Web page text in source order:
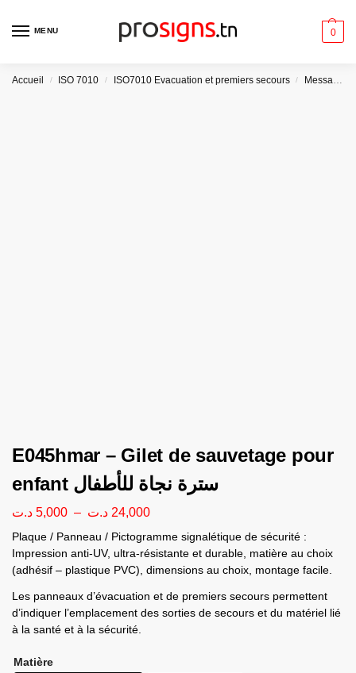
MENU 0
Accueil / ISO 7010 / ISO7010 Evacuation et premiers secours / Message AR/FR
E045hmar – Gilet de sauvetage pour
enfant سترة نجاة للأطفال
5,000 د.ت – 24,000 د.ت
Plaque / Panneau / Pictogramme signalétique de sécurité :
Impression anti-UV, ultra-résistante et durable, matière au choix
(adhésif – plastique PVC), dimensions au choix, montage facile.
Les panneaux d’évacuation et de premiers secours permettent
d’indiquer l’emplacement des sorties de secours et du matériel lié
à la santé et à la sécurité.
Matière